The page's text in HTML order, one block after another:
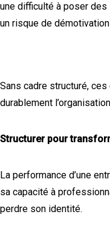
une difficulté à poser
un risque de
Sans cadre structuré,
durablement
Structurer pour
La performance d’une
sa capacité à
perdre son identité.